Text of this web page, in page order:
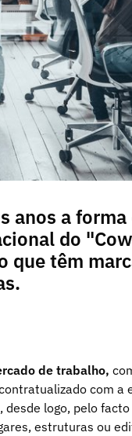
anos a
do
que têm
de trabalho,
com a
, desde logo, pelo
estruturas ou